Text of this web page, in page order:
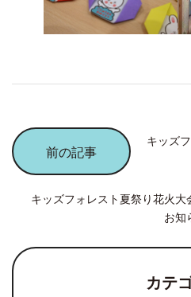
キッズ
キッズフォレスト夏祭り花火大
お知
カテ